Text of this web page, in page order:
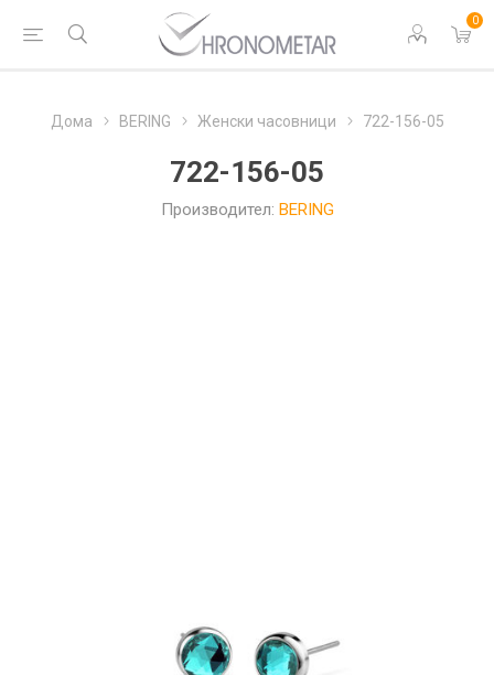
0
Дома BERING Женски часовници 722-156-05
722-156-05
Производител: BERING